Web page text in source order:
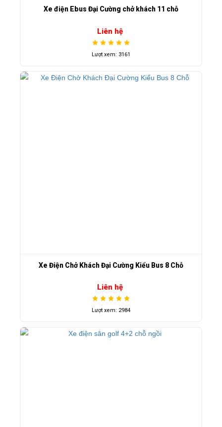
Xe điện Ebus Đại Cường chở khách 11 chỗ
Liên hệ
Lượt xem: 3161
Xe Điện Chở Khách Đại Cường Kiểu Bus 8 Chỗ
Liên hệ
Lượt xem: 2984